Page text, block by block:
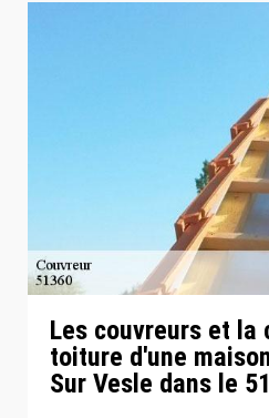
Les couvreurs et la
toiture d'une
Sur Vesle dans le